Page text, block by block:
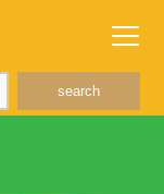
search